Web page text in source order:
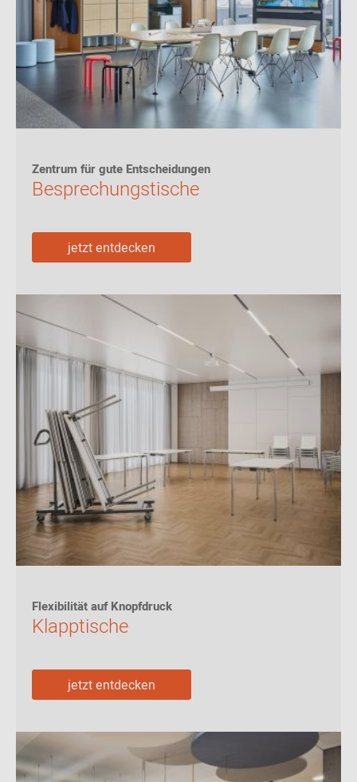
Zentrum für gute Entscheidungen
Besprechungstische
jetzt entdecken
Flexibilität auf Knopfdruck
Klapptische
jetzt entdecken